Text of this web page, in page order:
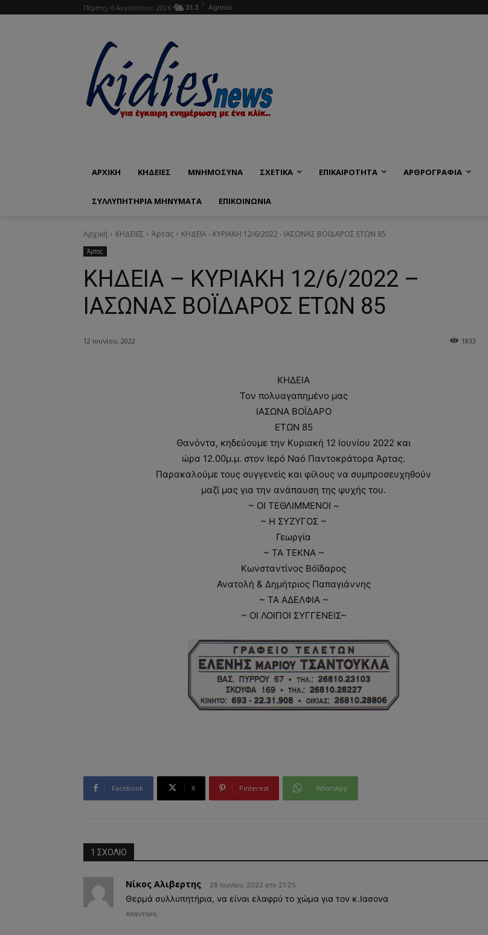
Πέμπτη, 6 Αυγούστου, 2026 31.3 C Agrinio
ΑΡΧΙΚΗ ΚΗΔΕΙΕΣ ΜΝΗΜΟΣΥΝΑ ΣΧΕΤΙΚΑ ΕΠΙΚΑΙΡΟΤΗΤΑ ΑΡΘΡΟΓΡΑΦΙΑ
ΣΥΛΛΥΠΗΤΗΡΙΑ ΜΗΝΥΜΑΤΑ ΕΠΙΚΟΙΝΩΝΊΑ
Αρχική ΚΗΔΕΙΕΣ Άρτας ΚΗΔΕΙΑ - ΚΥΡΙΑΚΗ 12/6/2022 - ΙΑΣΩΝΑΣ ΒΟΪΔΑΡΟΣ ΕΤΩΝ 85
Άρτας
ΚΗΔΕΙΑ – ΚΥΡΙΑΚΗ 12/6/2022 –
ΙΑΣΩΝΑΣ ΒΟΪΔΑΡΟΣ ΕΤΩΝ 85
12 Ιουνίου, 2022 1833
ΚΗΔΕΙΑ
Τον πολυαγαπημένο μας
ΙΑΣΩΝΑ ΒΟΪΔΑΡΟ
ΕΤΩΝ 85
Θανόντα, κηδεύουμε την Κυριακή 12 Ιουνίου 2022 και
ώρα 12.00μ.μ. στον Ιερό Ναό Παντοκράτορα Άρτας.
Παρακαλούμε τους συγγενείς και φίλους να συμπροσευχηθούν
μαζί μας για την ανάπαυση της ψυχής του.
~ ΟΙ ΤΕΘΛΙΜΜΕΝΟΙ ~
~ Η ΣΥΖΥΓΟΣ ~
Γεωργία
~ ΤΑ ΤΕΚΝΑ ~
Κωνσταντίνος Βόϊδαρος
Ανατολή & Δημήτριος Παπαγιάννης
~ ΤΑ ΑΔΕΛΦΙΑ ~
~ ΟΙ ΛΟΙΠΟΙ ΣΥΓΓΕΝΕΙΣ~
Facebook X Pinterest WhatsApp
1 ΣΧΟΛΙΟ
Νίκος Αλιβερτης 26 Ιουνίου, 2022 στο 21:25
Θερμά συλλυπητήρια, να είναι ελαφρύ το χώμα για τον κ.Ιασονα
Απάντηση